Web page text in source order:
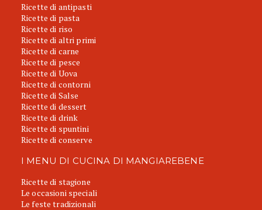
Ricette di antipasti
Ricette di pasta
Ricette di riso
Ricette di altri primi
Ricette di carne
Ricette di pesce
Ricette di Uova
Ricette di contorni
Ricette di Salse
Ricette di dessert
Ricette di drink
Ricette di spuntini
Ricette di conserve
I MENU DI CUCINA DI MANGIAREBENE
Ricette di stagione
Le occasioni speciali
Le feste tradizionali